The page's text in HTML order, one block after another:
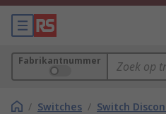
Fabrikantnummer
/ Switches / Switch